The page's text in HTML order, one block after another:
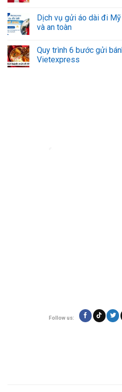
Dịch vụ gửi áo dài đi Mỹ
và an toàn
Quy trình 6 bước gửi
Vietexpress
Follow us: